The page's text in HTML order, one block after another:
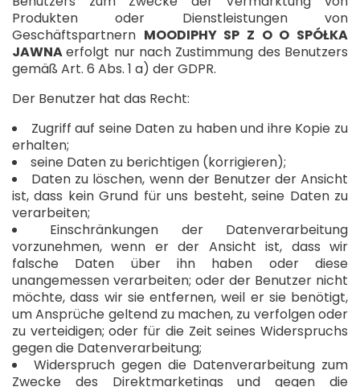
Produkten oder Dienstleistungen von
Geschäftspartnern MOODIPHY SP Z O O SPÓŁKA
JAWNAerfolgt nur nach Zustimmung des Benutzers
gemäß Art. 6 Abs. 1 a) der GDPR.
Der Benutzer hat das Recht:
Zugriff auf seine Daten zu haben und ihre Kopie zu
erhalten;
seine Daten zu berichtigen (korrigieren);
Daten zu löschen, wenn der Benutzer der Ansicht
ist, dass kein Grund für uns besteht, seine Daten zu
verarbeiten;
Einschränkungen der Datenverarbeitung
vorzunehmen, wenn er der Ansicht ist, dass wir
falsche Daten über ihn haben oder diese
unangemessen verarbeiten; oder der Benutzer nicht
möchte, dass wir sie entfernen, weil er sie benötigt,
um Ansprüche geltend zu machen, zu verfolgen oder
zu verteidigen; oder für die Zeit seines Widerspruchs
gegen die Datenverarbeitung;
Widerspruch gegen die Datenverarbeitung zum
Zwecke des Direktmarketings und gegen die